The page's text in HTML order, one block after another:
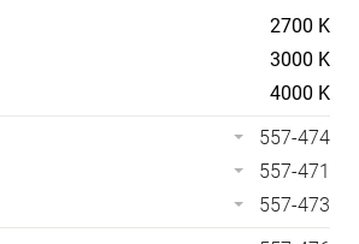
2700 K
3000 K
4000 K
557-474
557-471
557-473